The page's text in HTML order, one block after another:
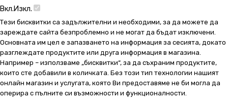
Вкл.Изкл.
Тези бисквитки са задължителни и необходими, за да можете да
зареждате сайта безпроблемно и не могат да бъдат изключени.
Основната им цел е запазването на информация за сесията, докато
разглеждате продуктите или друга информация в магазина.
Например – използваме „бисквитки“, за да съхраним продуктите,
които сте добавили в количката. Без този тип технологии нашият
онлайн магазин и услугата, която Ви предоставяме не би могла да
оперира с пълните си възможности и функционалности.